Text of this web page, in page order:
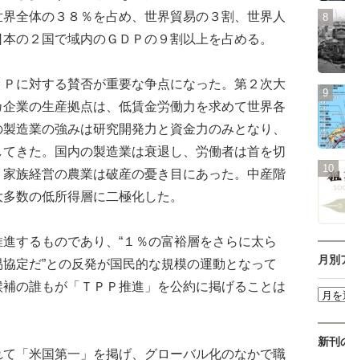
全体の３８％を占め、世界貿易の３割、世界人
の２国で域内のＧＤＰの９割以上を占める。
に対する賛否が重要な争点になった。第２次大
業の生産拠点は、低賃金労働力を求めて世界各
造業の強みは研究開発力と資金力のみとなり、
きた。国内の製造業は衰退し、労働者は首を切
族経営の農業は破産の憂き目にあった。中産階
数の低所得層に二極化した。
するものであり、“１％の富裕層をさらに太ら
定だ”との反発が国民的な規模の運動となって
の誰もが「ＴＰＰ推進」を公約に掲げることは
「米国第一」を掲げ、グローバル化のなかで職
月別
新刊